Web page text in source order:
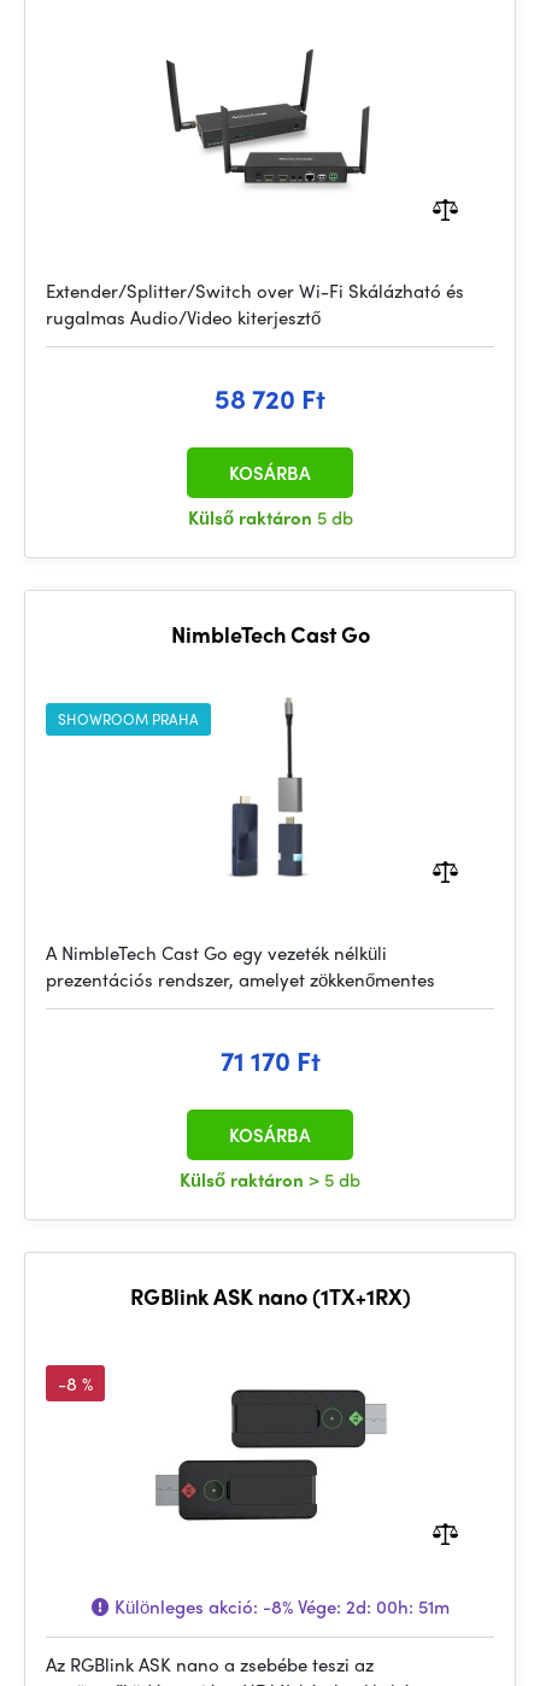
Extender/Splitter/Switch over Wi-Fi Skálázható és
rugalmas Audio/Video kiterjesztő
58 720 Ft
Külső raktáron 5 db
KOSÁRBA
NimbleTech Cast Go
SHOWROOM PRAHA
A NimbleTech Cast Go egy vezeték nélküli
prezentációs rendszer, amelyet zökkenőmentes
71 170 Ft
Külső raktáron > 5 db
KOSÁRBA
RGBlink ASK nano (1TX+1RX)
-8 %
Különleges akció: -8%Vége: 2d: 00h: 51m
Az RGBlink ASK nano a zsebébe teszi az